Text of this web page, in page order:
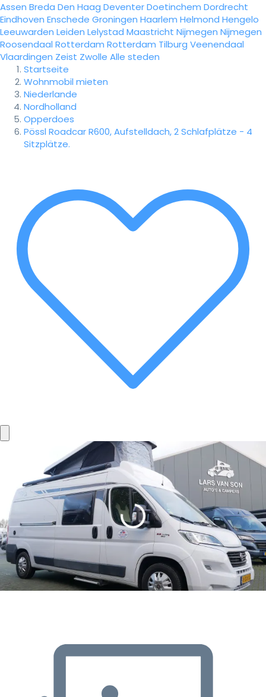
Assen Breda Den Haag DeventerDoetinchem Dordrecht
Eindhoven Enschede Groningen Haarlem Helmond Hengelo
Leeuwarden Leiden Lelystad Maastricht Nijmegen Nijmegen
Roosendaal Rotterdam Rotterdam Tilburg Veenendaal
Vlaardingen Zeist Zwolle Alle steden
Startseite
Wohnmobil mieten
Niederlande
Nordholland
Opperdoes
Pössl Roadcar R600, Aufstelldach, 2 Schlafplätze - 4
Sitzplätze.